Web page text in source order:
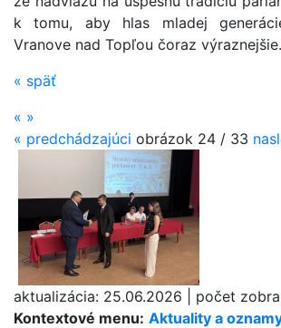
Kontextové menu: Aktuality a
k tomu, aby hlas mladej
Vranove nad Topľou čoraz výraznejšie.
« späť
« »
« predchádzajúci obrázok 24 / 33
aktualizácia: 25.06.2026 počet